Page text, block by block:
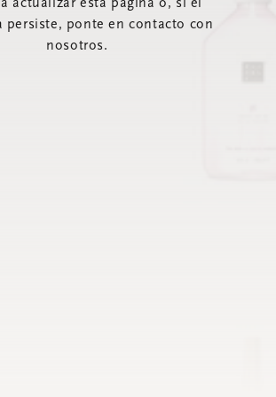
a actualizar esta página o, si el
persiste, ponte en contacto con
nosotros.